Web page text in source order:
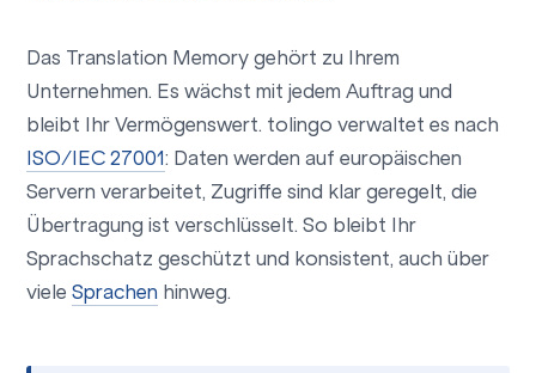
Das Translation Memory gehört zu Ihrem
Unternehmen. Es wächst mit jedem Auftrag und
bleibt Ihr Vermögenswert. tolingo verwaltet es nach
ISO/IEC 27001: Daten werden auf europäischen
Servern verarbeitet, Zugriffe sind klar geregelt, die
Übertragung ist verschlüsselt. So bleibt Ihr
Sprachschatz geschützt und konsistent, auch über
vieleSprachen hinweg.